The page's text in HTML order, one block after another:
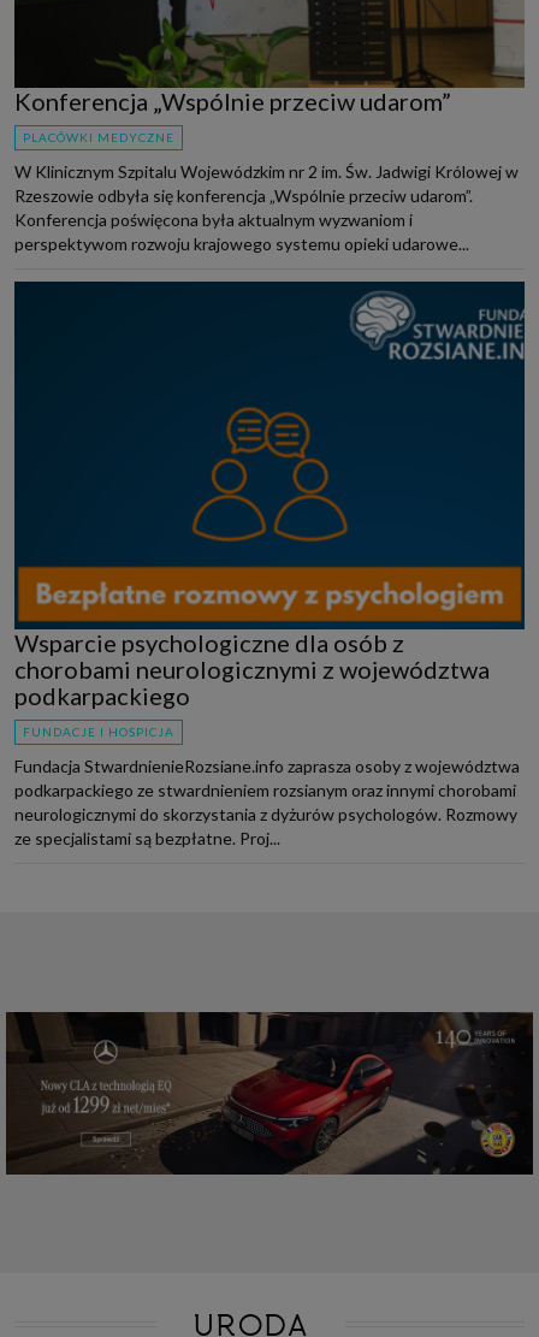
Konferencja „Wspólnie przeciw udarom”
PLACÓWKI MEDYCZNE
W Klinicznym Szpitalu Wojewódzkim nr 2 im. Św. Jadwigi Królowej w
Rzeszowie odbyła się konferencja „Wspólnie przeciw udarom”.
Konferencja poświęcona była aktualnym wyzwaniom i
perspektywom rozwoju krajowego systemu opieki udarowe...
Wsparcie psychologiczne dla osób z
chorobami neurologicznymi z województwa
podkarpackiego
FUNDACJE I HOSPICJA
Fundacja StwardnienieRozsiane.info zaprasza osoby z województwa
podkarpackiego ze stwardnieniem rozsianym oraz innymi chorobami
neurologicznymi do skorzystania z dyżurów psychologów. Rozmowy
ze specjalistami są bezpłatne. Proj...
URODA